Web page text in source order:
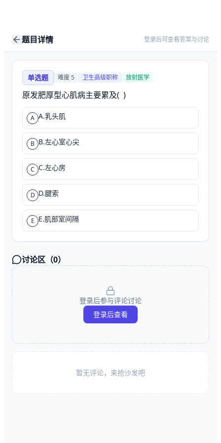
题目详情 登录后可查看答案与讨论
单选题 难度5 卫生高级职称 放射医学
原发肥厚型心肌病主要累及(  )
A A.乳头肌
B B.左心室心尖
C C.左心房
D D.腱索
E E.肌部室间隔
讨论区（0）
登录后参与评论讨论
登录后查看
暂无评论，来抢沙发吧